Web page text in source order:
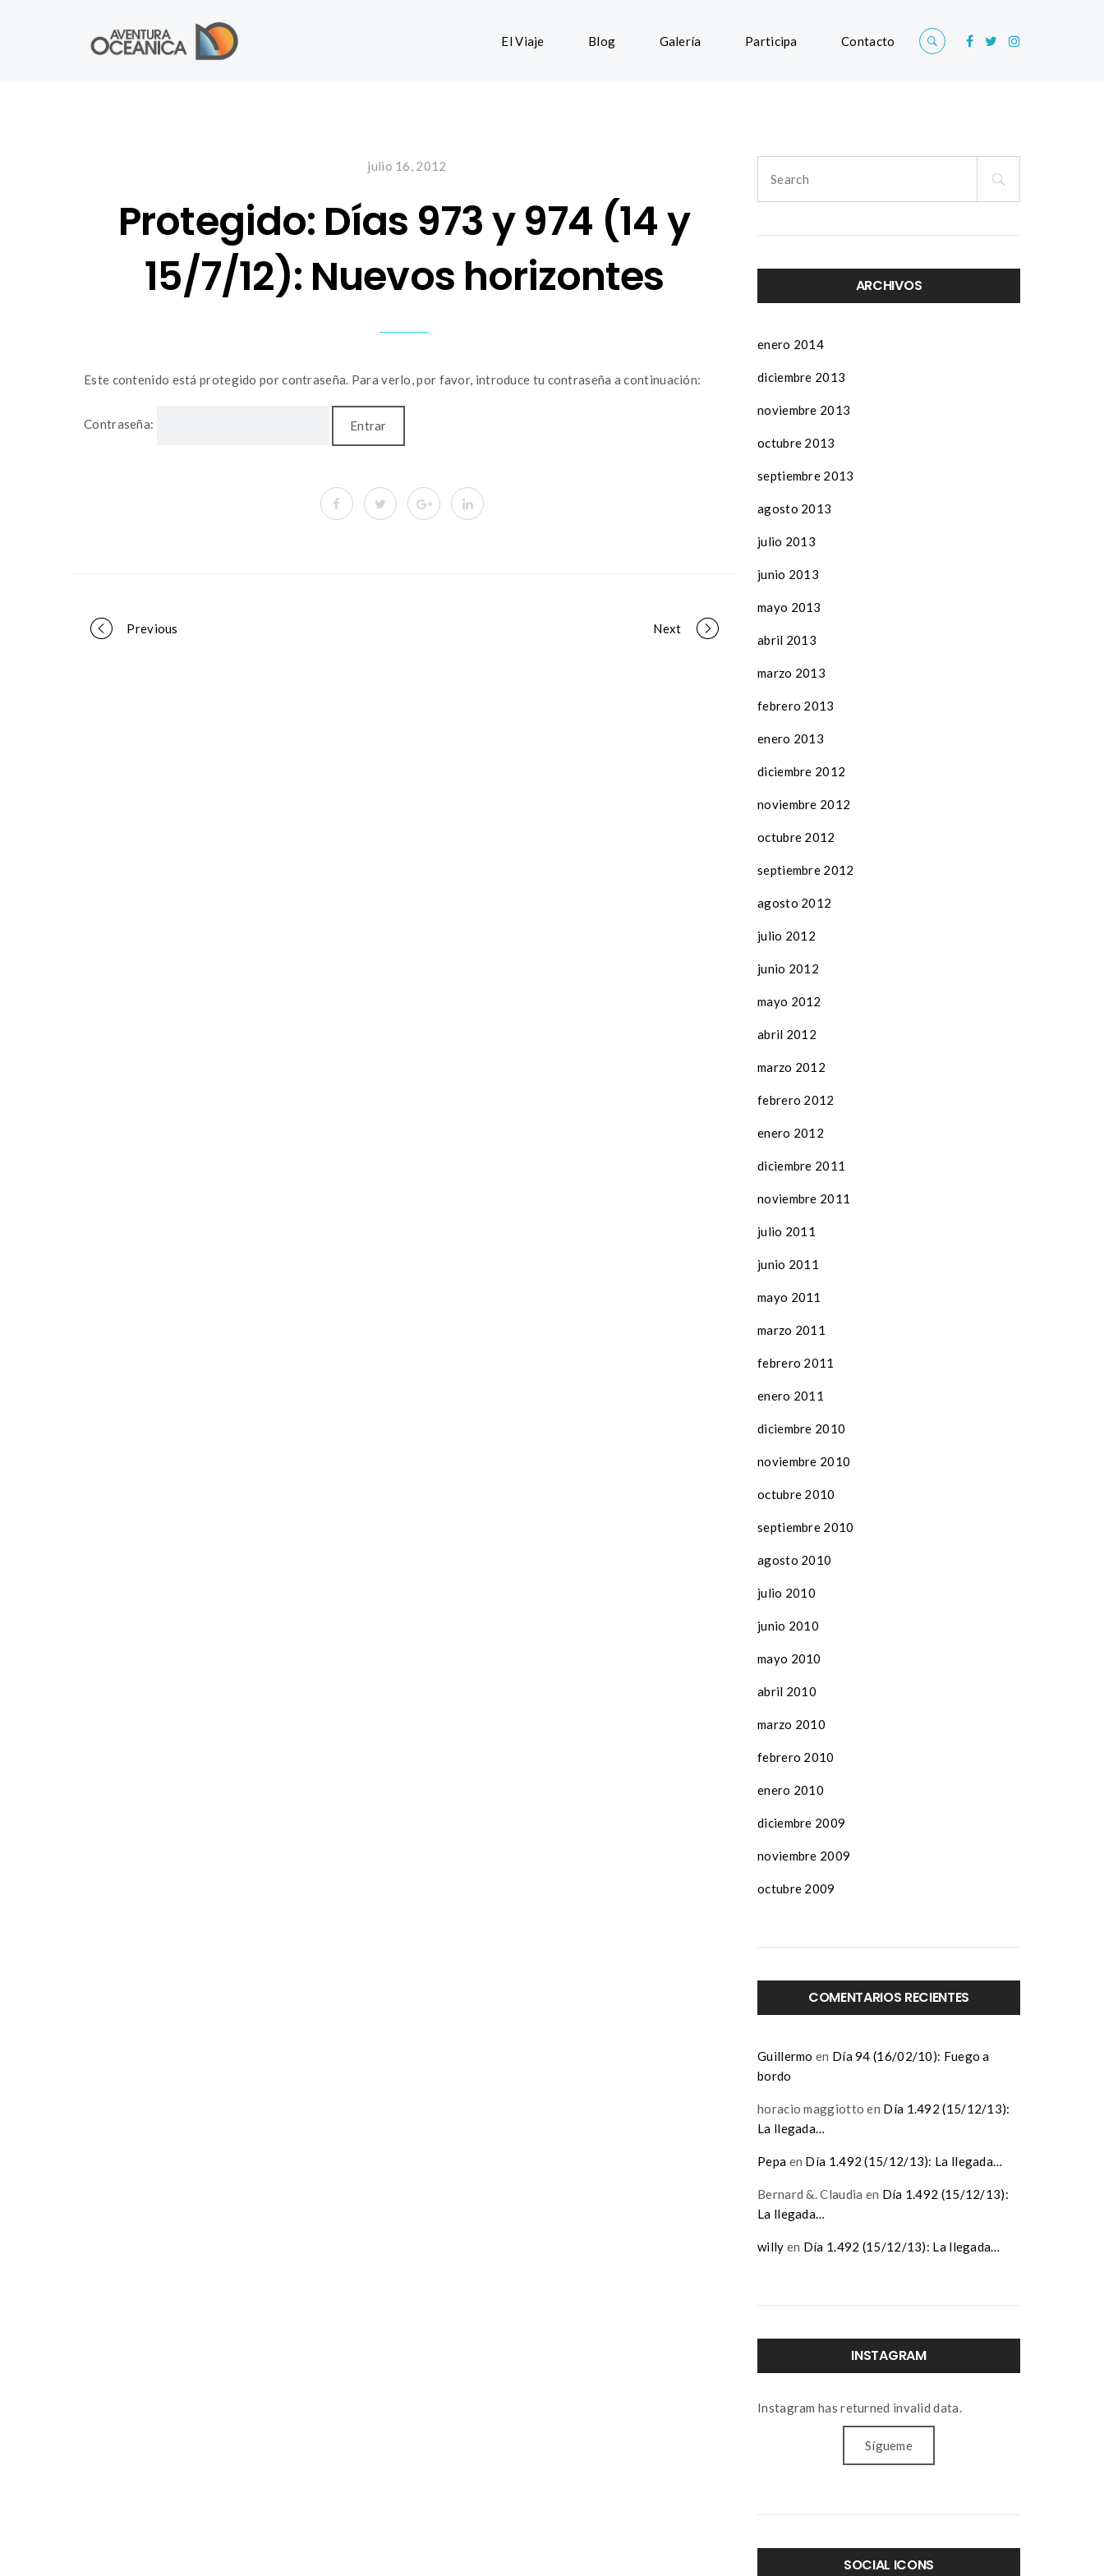
El Viaje Blog Galería Participa Contacto
julio 16, 2012
Protegido: Días 973 y 974 (14 y
15/7/12): Nuevos horizontes
Este contenido está protegido por contraseña. Para verlo, por favor, introduce tu contraseña a continuación:
Contraseña:
Portfolio
Previous Next
for:
ARCHIVOS
enero 2014
diciembre 2013
noviembre 2013
octubre 2013
septiembre 2013
agosto 2013
julio 2013
junio 2013
mayo 2013
abril 2013
marzo 2013
febrero 2013
enero 2013
diciembre 2012
noviembre 2012
octubre 2012
septiembre 2012
agosto 2012
julio 2012
junio 2012
mayo 2012
abril 2012
marzo 2012
febrero 2012
enero 2012
diciembre 2011
noviembre 2011
julio 2011
junio 2011
mayo 2011
marzo 2011
febrero 2011
enero 2011
diciembre 2010
noviembre 2010
octubre 2010
septiembre 2010
agosto 2010
julio 2010
junio 2010
mayo 2010
abril 2010
marzo 2010
febrero 2010
enero 2010
diciembre 2009
noviembre 2009
octubre 2009
COMENTARIOS RECIENTES
Guillermo en Día 94 (16/02/10): Fuego a
bordo
horacio maggiotto en Día 1.492 (15/12/13):
La llegada…
Pepa en Día 1.492 (15/12/13): La llegada…
Bernard &. Claudia en Día 1.492 (15/12/13):
La llegada…
willy en Día 1.492 (15/12/13): La llegada…
INSTAGRAM
Instagram has returned invalid data.
Sígueme
SOCIAL ICONS